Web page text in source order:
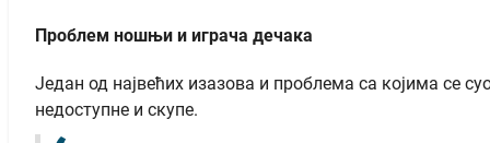
Проблем ношњи и играча дечака
Један од највећих изазова и проблема са којима се
недоступне и скупе.